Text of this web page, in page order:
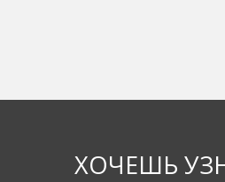
ХОЧЕШЬ